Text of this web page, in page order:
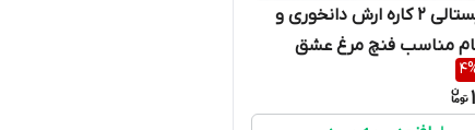
وان کریستالی 2 کاره ارش دانخوری و
مناسب فنچ مرغ عشق
عروس هلندی و....
4